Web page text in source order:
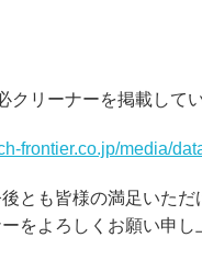
リーナーを掲載して
frontier.co.jp/media/
とも皆様の満足いた
をよろしくお願い申し